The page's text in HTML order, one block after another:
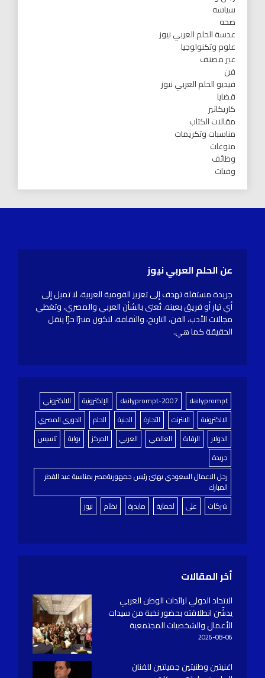
سياسه
صحه
عدسة الحلم العربي نيوز
علوم وتكنولوجيا
غير مصنف
فن
فيديو الحلم العربي نيوز
قضايا
كاريكاتير
مقالات الكتاب
مناسبات وتكريمات
منوعات
وظائف
وفيات
عن الحلم العربي نيوز
جريدة مستقلة تهدف إلى تعزيز القومية العربية، لا تميل إلى
أي تيار أو فريق بعينه. تُعنى بالشأن العربي والمصري، وتغطي
مجالات الأدب، الفن، التاريخ، والثقافة، لتكون منبرًا حرًا ينقل
الحقيقة كما هي.
dailyprompt
dailyprompt-2007 الإلكترونية
الالكتروني
الالكترونية
الانترنت التجارة الجنية الحلم
الدوري المصري
الدولار
الرقابة العالمي العربي المركز بوابة
تاسيس
جريدة
رجل الاعمال السعودي يهنئ رئيس جمهوريةمصر بمناسبة عيد الفطر
المبارك
شركات
على لحماية مابدرة نظام نيوز
أخر المقالات
الاتحاد الدولي لرائدات الوطن العربي
يدشّن انطلاقته بحضور نخبة من سيدات
الأعمال والشخصيات المجتمعية
2026-08-06
اغنيتين وطنيتين جميلتين للفنان